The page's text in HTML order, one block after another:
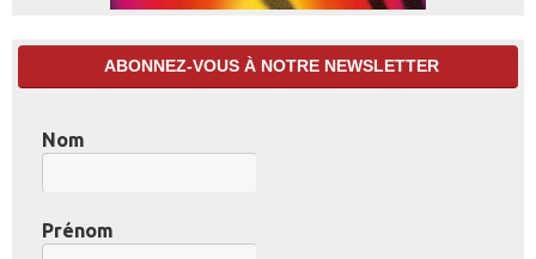
ABONNEZ-VOUS À NOTRE NEWSLETTER
Nom
Prénom